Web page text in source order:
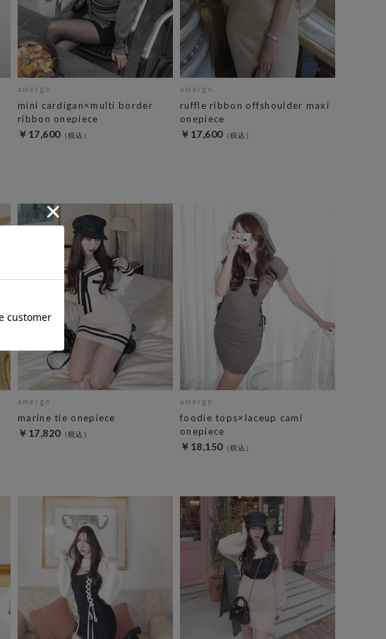
amerge.
mini cardigan×multi border
ribbon onepiece
￥17,600
amerge.
ruffle ribbon offshoulder maxi
onepiece
￥17,600
amerge.
marine tie onepiece
￥17,820
amerge.
foodie tops×laceup cami
onepiece
￥18,150